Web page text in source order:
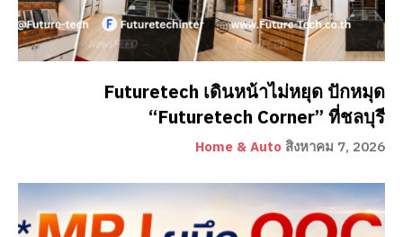
Futuretech เดินหน้าไม่หยุด ปักหมุด
“Futuretech Corner” ที่ชลบุรี
Home & Auto สิงหาคม 7, 2026